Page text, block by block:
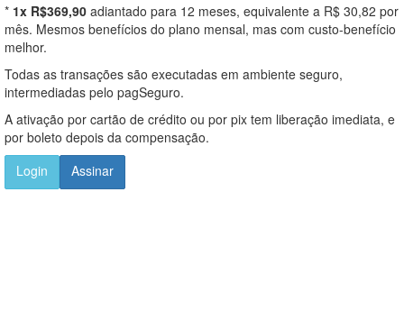
* 1x R$369,90 adiantado para 12 meses, equivalente a R$ 30,82 por
mês. Mesmos benefícios do plano mensal, mas com custo-benefício
melhor.
Todas as transações são executadas em ambiente seguro,
intermediadas pelo pagSeguro.
A ativação por cartão de crédito ou por pix tem liberação imediata, e
por boleto depois da compensação.
Login
Assinar